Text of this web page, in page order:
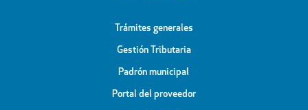
Trámites generales
Gestión Tributaria
Padrón municipal
Portal del proveedor